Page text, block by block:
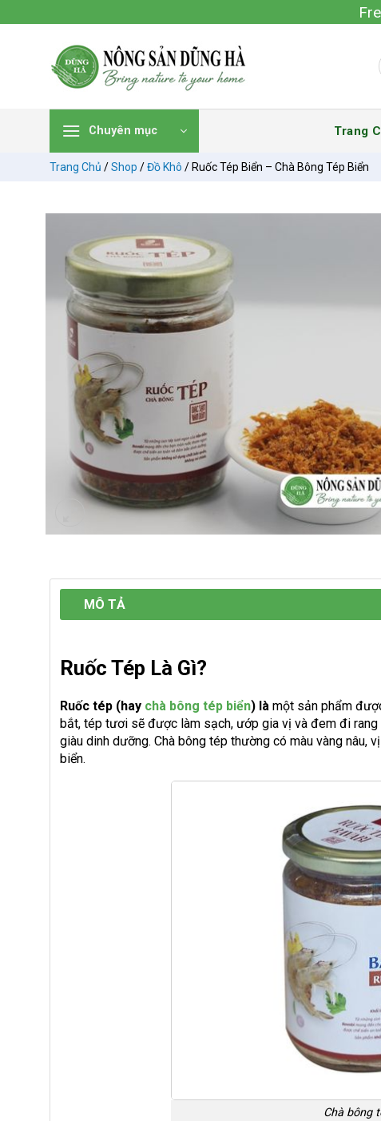
đến
Chuyên mục Trang
Trang Chủ /Shop /Đồ Khô / Ruốc Tép Biển – Chà Bông Tép Biển
MÔ TẢ
Ruốc Tép Là Gì?
Ruốc tép (hay chà bông tép biển) là một sản phẩm
bắt, tép tươi sẽ được làm sạch, ướp gia vị và đem đi
giàu dinh dưỡng. Chà bông tép thường có màu vàng
biển.
Chà bông